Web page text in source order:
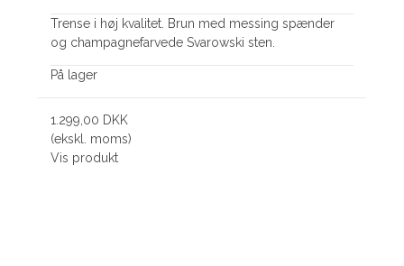
Trense i høj kvalitet. Brun med messing spænder
og champagnefarvede Svarowski sten.
På lager
1.299,00 DKK
(ekskl. moms)
Vis produkt